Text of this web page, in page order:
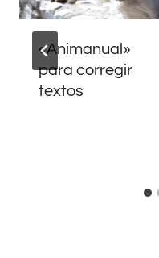
«Animanual»
para corregir
textos